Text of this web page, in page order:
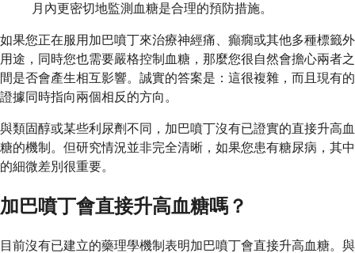
月內更密切地監測血糖是合理的預防措施。
如果您正在服用加巴噴丁來治療神經痛、癲癇或其他多種標籤外
用途，同時您也需要嚴格控制血糖，那麼您很自然會擔心兩者之
間是否會產生相互影響。誠實的答案是：這很複雜，而且現有的
證據同時指向兩個相反的方向。
與類固醇或某些利尿劑不同，加巴噴丁沒有已證實的直接升高血
糖的機制。但研究情況並非完全清晰，如果您患有糖尿病，其中
的細微差別很重要。
加巴噴丁會直接升高血糖嗎？
目前沒有已建立的藥理學機制表明加巴噴丁會直接升高血糖。與